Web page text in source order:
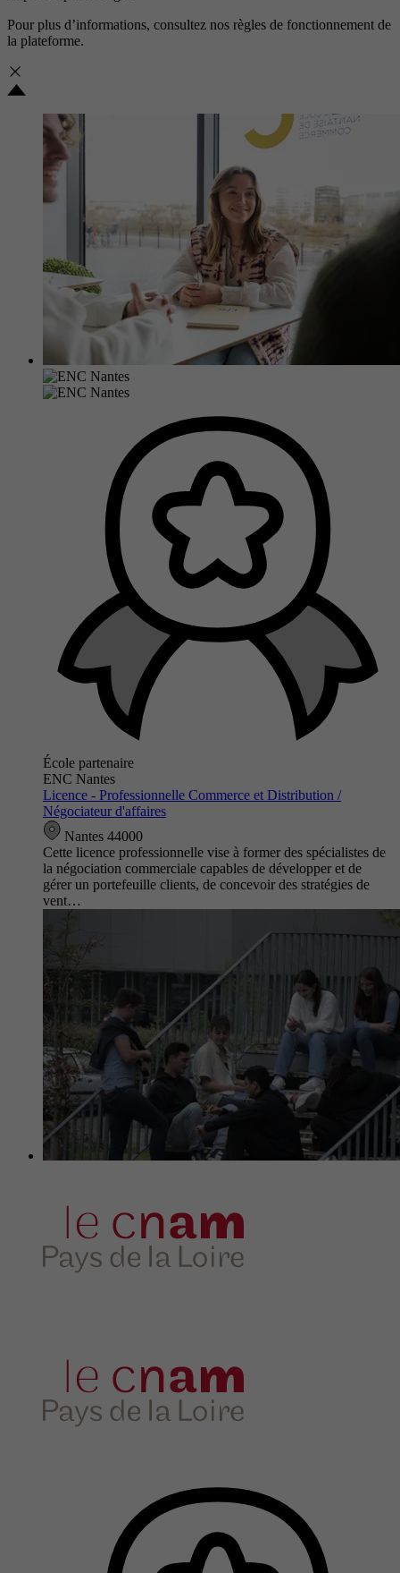
Pour plus d’informations, consultez nos règles de fonctionnement de
la plateforme.
École partenaire
ENC Nantes
Licence - Professionnelle Commerce et Distribution /
Négociateur d'affaires
Nantes 44000
Cette licence professionnelle vise à former des spécialistes de
la négociation commerciale capables de développer et de
gérer un portefeuille clients, de concevoir des stratégies de
vent…